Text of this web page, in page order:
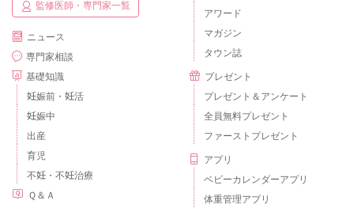
監修医師・専門家一覧
ニュース
専門家相談
基礎知識
妊娠前・妊活
妊娠中
出産
育児
不妊・不妊治療
Ｑ＆Ａ
アワード
マガジン
タウン誌
プレゼント
プレゼント＆アンケート
全員無料プレゼント
ファーストプレゼント
アプリ
ベビーカレンダーアプリ
体重管理アプリ